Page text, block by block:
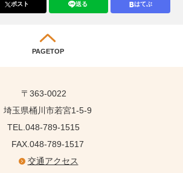
ポスト 送る はてぶ
PAGETOP
〒363-0022
埼玉県桶川市若宮1-5-9
TEL.048-789-1515
FAX.048-789-1517
交通アクセス